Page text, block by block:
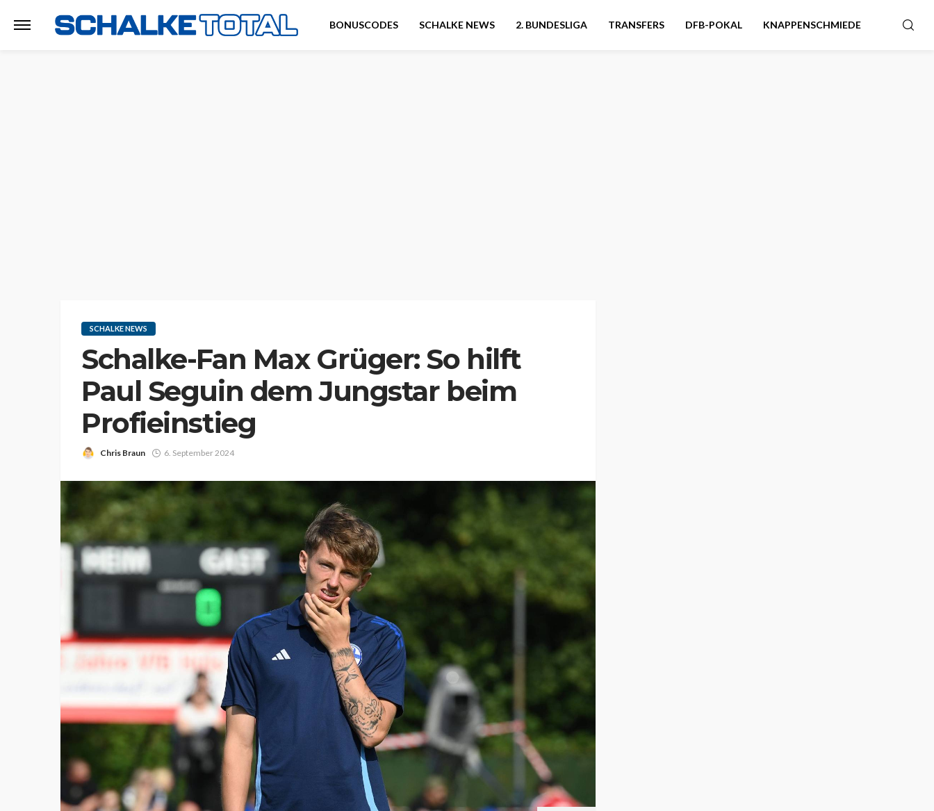
BONUSCODES SCHALKE NEWS 2. BUNDESLIGA TRANSFERS DFB-POKAL KNAPPENSCHMIEDE
SCHALKE NEWS
Schalke-Fan Max Grüger: So hilft
Paul Seguin dem Jungstar beim
Profieinstieg
Chris Braun 6. September 2024